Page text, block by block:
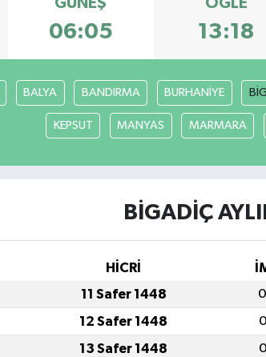
06:05 13:18
BALYA BANDIRMA BURHANİYE
KEPSUT MANYAS MARMARA
BİGADİÇ
HİCRİ
11 Safer 1448
12 Safer 1448
13 Safer 1448